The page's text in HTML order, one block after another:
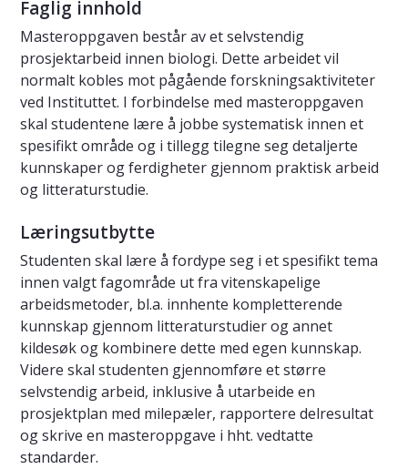
Faglig innhold
Masteroppgaven består av et selvstendig
prosjektarbeid innen biologi. Dette arbeidet vil
normalt kobles mot pågående forskningsaktiviteter
ved Instituttet. I forbindelse med masteroppgaven
skal studentene lære å jobbe systematisk innen et
spesifikt område og i tillegg tilegne seg detaljerte
kunnskaper og ferdigheter gjennom praktisk arbeid
og litteraturstudie.
Læringsutbytte
Studenten skal lære å fordype seg i et spesifikt tema
innen valgt fagområde ut fra vitenskapelige
arbeidsmetoder, bl.a. innhente kompletterende
kunnskap gjennom litteraturstudier og annet
kildesøk og kombinere dette med egen kunnskap.
Videre skal studenten gjennomføre et større
selvstendig arbeid, inklusive å utarbeide en
prosjektplan med milepæler, rapportere delresultat
og skrive en masteroppgave i hht. vedtatte
standarder.